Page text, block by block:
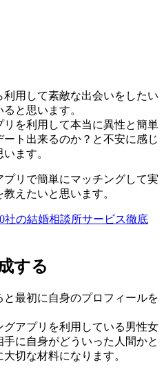
用して素敵な出会いをしたい
と思います。
を利用して本当に異性と簡単
ト出来るのか？と不安に感じ
ます。
リで簡単にマッチングして実
えたいと思います。
社の結婚相談所サービス徹底
する
最初に自身のプロフィールを
アプリを利用している男性女
に自身がどういった人間かと
切な材料になります。